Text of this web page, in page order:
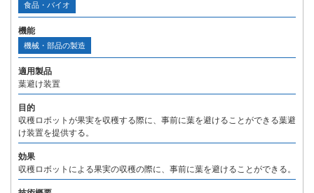
食品・バイオ
機能
機械・部品の製造
適用製品
葉避け装置
目的
収穫ロボットが果実を収穫する際に、事前に葉を避けることができる葉避
け装置を提供する。
効果
収穫ロボットによる果実の収穫の際に、事前に葉を避けることができる。